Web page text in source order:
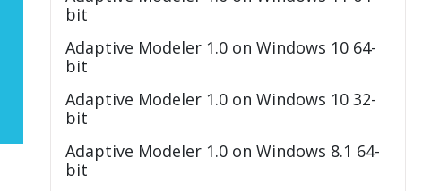
bit
Adaptive Modeler 1.0 on Windows 10 64-
bit
Adaptive Modeler 1.0 on Windows 10 32-
bit
Adaptive Modeler 1.0 on Windows 8.1 64-
bit